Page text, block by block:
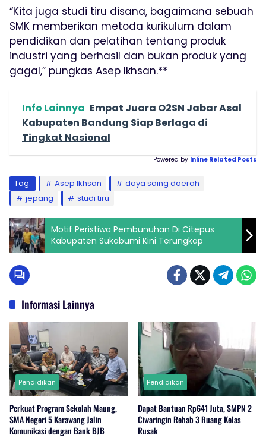
“Kita juga studi tiru disana, bagaimana sebuah
SMK memberikan metoda kurikulum dalam
pendidikan dan pelatihan tentang produk
industri yang berhasil dan bukan produk yang
gagal,” pungkas Asep Ikhsan.**
Info Lainnya Empat Juara O2SN Jabar Asal
Kabupaten Bandung Siap Berlaga di
Tingkat Nasional
Powered by Inline Related Posts
Tag: Asep Ikhsan
daya saing daerah
jepang
studi tiru
Motif Peristiwa Pembunuhan Di Citepus
Kabupaten Sukabumi Kini Terungkap
Informasi Lainnya
Pendidikan
Perkuat Program Sekolah Maung,
SMA Negeri 5 Karawang Jalin
Komunikasi dengan Bank BJB
Pendidikan
Dapat Bantuan Rp641 Juta, SMPN 2
Ciwaringin Rehab 3 Ruang Kelas
Rusak